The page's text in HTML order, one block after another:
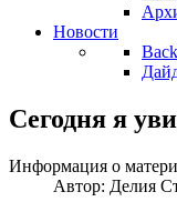
Новости
Back
Сегодня я
Информация о
Автор: Делия